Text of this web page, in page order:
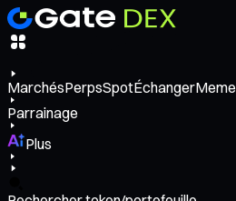
MarchésPerpsSpotÉchangerMeme
Parrainage
Plus